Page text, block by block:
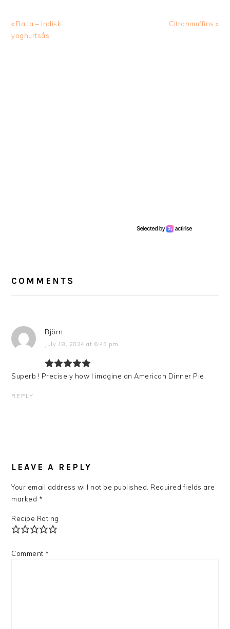
Previous
Post:
« Raita – Indisk
yoghurtsås
Next
Citronmuffins »
INTERACTIONS
COMMENTS
Björn
July 18, 2024 at 6:45 pm
Superb ! Precisely how I imagine an American Dinner Pie.
REPLY
LEAVE A REPLY
Your email address will not be published. Required fields are
marked *
Recipe Rating
Comment *